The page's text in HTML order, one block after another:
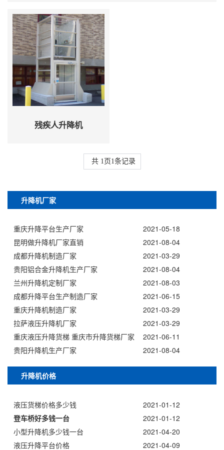
残疾人升降机
共 1 页 1条记录
升降机厂家
2021-05-18
重庆升降平台生产厂家
2021-08-04
昆明做升降机厂家直销
2021-03-29
成都升降机制造厂家
2021-08-04
贵阳铝合金升降机生产厂家
2021-08-03
兰州升降机定制厂家
2021-06-15
成都升降平台生产制造厂家
2021-03-29
重庆升降机制造厂家
2021-03-29
拉萨液压升降机厂家
2021-06-11
重庆液压升降货梯 重庆市升降货梯厂家
2021-08-04
贵阳升降机生产厂家
升降机价格
2021-01-12
液压货梯价格多少钱
2021-01-12
登车桥好多钱一台
2021-04-20
小型升降机多少钱一台
2021-04-09
液压升降平台价格